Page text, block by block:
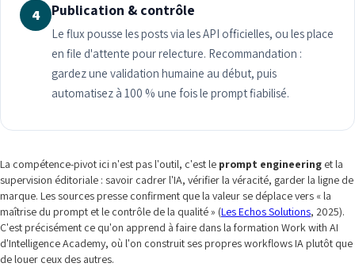
4 Publication & contrôle
Le flux pousse les posts via les API officielles, ou les place
en file d'attente pour relecture. Recommandation :
gardez une validation humaine au début, puis
automatisez à 100 % une fois le prompt fiabilisé.
La compétence-pivot ici n'est pas l'outil, c'est le prompt engineering et la
supervision éditoriale : savoir cadrer l'IA, vérifier la véracité, garder la ligne de
marque. Les sources presse confirment que la valeur se déplace vers « la
maîtrise du prompt et le contrôle de la qualité » (Les Echos Solutions, 2025).
C'est précisément ce qu'on apprend à faire dans la formation Work with AI
d'Intelligence Academy, où l'on construit ses propres workflows IA plutôt que
de louer ceux des autres.